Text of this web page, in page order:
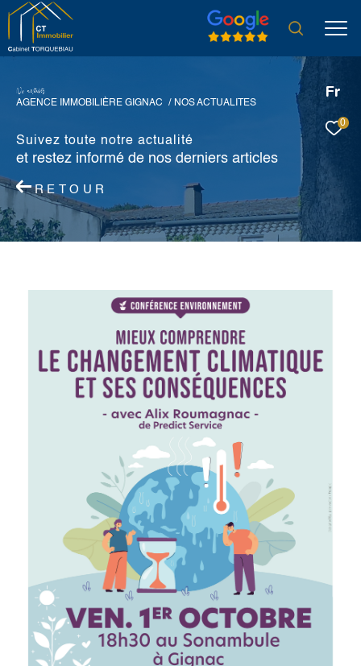
Fr
0
No actuaiés
AGENCE IMMOBILIÈRE GIGNAC
NOS ACTUALITES
Suivez toute notre actualité
et restez informé de nos derniers articles
RETOUR